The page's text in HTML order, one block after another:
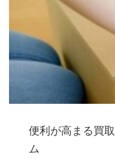
便利が高まる買
ム